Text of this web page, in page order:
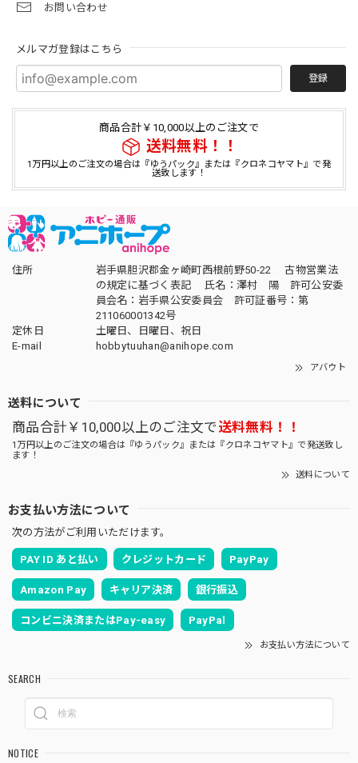
お問い合わせ
メルマガ登録はこちら
登録
商品合計￥10,000以上のご注文で
送料無料！！
1万円以上のご注文の場合は『ゆうパック』または『クロネコヤマト』で発
送致します！
住所
岩手県胆沢郡金ヶ崎町西根前野50-22 古物営業法
の規定に基づく表記 氏名：澤村 陽 許可公安委
員会名：岩手県公安委員会 許可証番号：第
211060001342号
定休日
土曜日、日曜日、祝日
E-mail
hobbytuuhan@anihope.com
アバウト
送料について
商品合計￥10,000以上のご注文で送料無料！！
1万円以上のご注文の場合は『ゆうパック』または『クロネコヤマト』で発送致し
ます！
送料について
お支払い方法について
次の方法がご利用いただけます。
PAY ID あと払い クレジットカード PayPay
Amazon Pay キャリア決済 銀行振込
コンビニ決済またはPay-easy PayPal
お支払い方法について
SEARCH
NOTICE